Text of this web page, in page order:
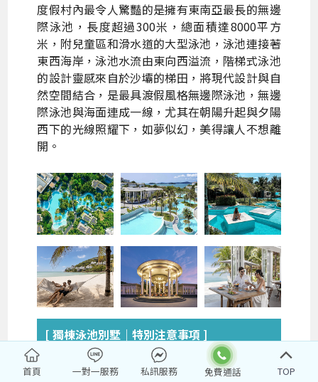
度假村內最令人驚豔的是擁有東南亞最長的無邊
際泳池，長度超過300米，總面積達8000平方
米，附兒童區和滑水道的大型泳池，泳池連接著
東西海岸，泳池水流由東向西溢流，階梯式泳池
的設計靈感來自於沙壩的梯田，將現代設計與自
然空間結合，是最具渡假風格無邊際泳池，無邊
際泳池與海面連成一線，尤其在朝陽升起與夕陽
西下的光線照耀下，如夢似幻，美得讓人不想離
開。
[ 獨棟泳池別墅｜特別注意事項 ]
＊本行程安排獨棟泳池Garden Pool Villa 兩
晚住宿，每棟Villa以『四人入住兩間房』為團
首頁 一對一服務 私訊服務 TOP